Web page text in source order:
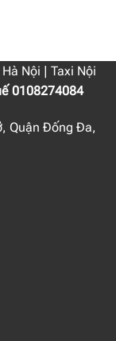
Nội | Taxi Nội
0108274084
Quận Đống Đa,